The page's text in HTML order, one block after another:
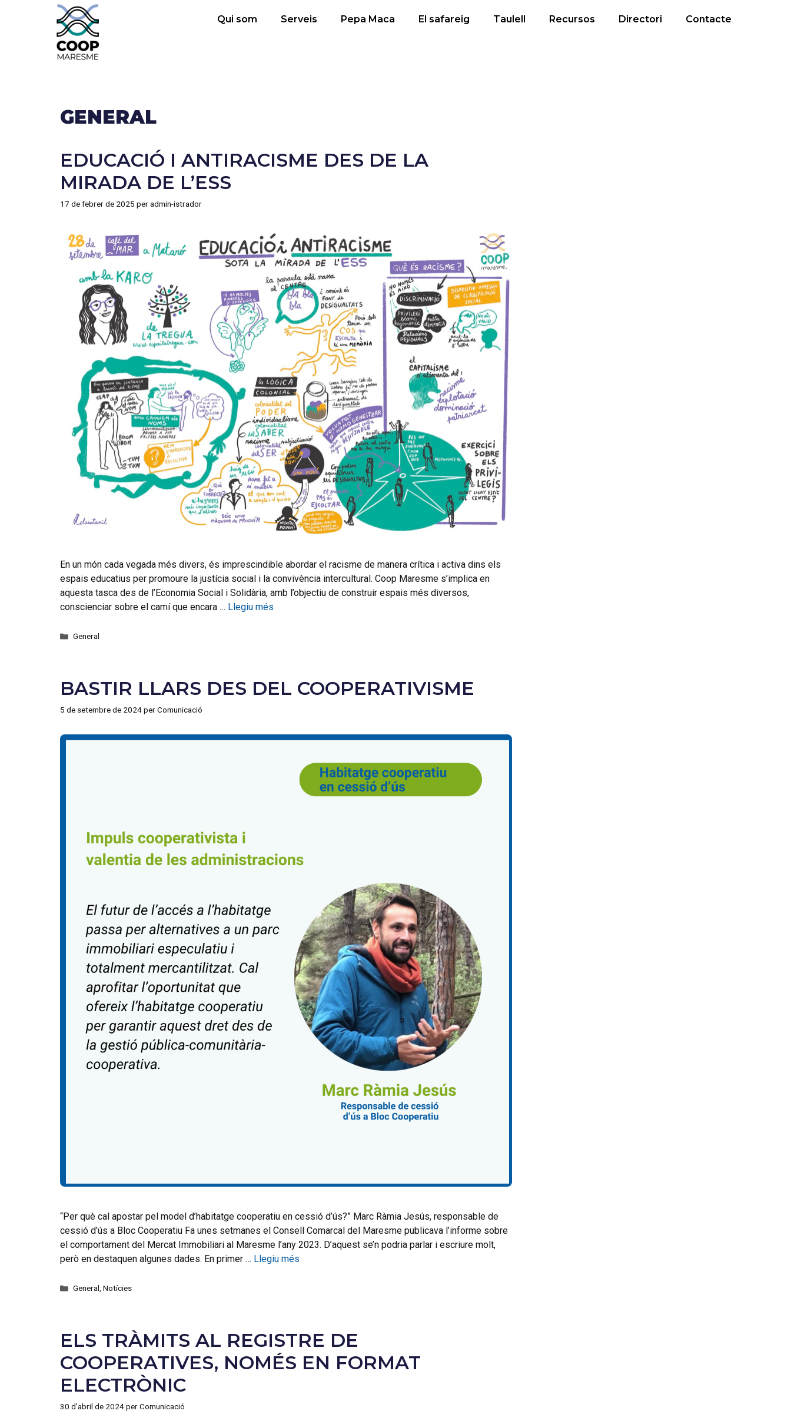
Qui som Serveis Pepa Maca El safareig Taulell Recursos Directori Contacte
GENERAL
EDUCACIÓ I ANTIRACISME DES DE LA
MIRADA DE L’ESS
17 de febrer de 2025 peradmin-istrador
En un món cada vegada més divers, és imprescindible abordar el racisme de manera crítica i activa dins els
espais educatius per promoure la justícia social i la convivència intercultural. Coop Maresme s’implica en
aquesta tasca des de l’Economia Social i Solidària, amb l’objectiu de construir espais més diversos,
conscienciar sobre el camí que encara … Llegiu més
General
BASTIR LLARS DES DEL COOPERATIVISME
5 de setembre de 2024perComunicació
“Per què cal apostar pel model d’habitatge cooperatiu en cessió d’ús?” Marc Ràmia Jesús, responsable de
cessió d’ús a Bloc Cooperatiu Fa unes setmanes el Consell Comarcal del Maresme publicava l’informe sobre
el comportament del Mercat Immobiliari al Maresme l’any 2023. D’aquest se’n podria parlar i escriure molt,
però en destaquen algunes dades. En primer … Llegiu més
General, Notícies
ELS TRÀMITS AL REGISTRE DE
COOPERATIVES, NOMÉS EN FORMAT
ELECTRÒNIC
30 d'abril de 2024perComunicació